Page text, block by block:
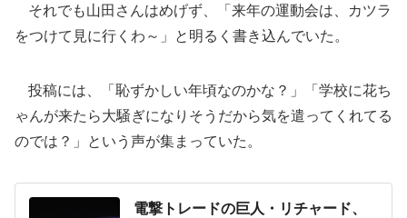
それでも山田さんはめげず、「来年の運動会は、カツラ
をつけて見に行くわ～」と明るく書き込んでいた。
投稿には、「恥ずかしい年頃なのかな？」「学校に花ち
ゃんが来たら大騒ぎになりそうだから気を遣ってくれてる
のでは？」という声が集まっていた。
電撃トレードの巨人・リチャード、